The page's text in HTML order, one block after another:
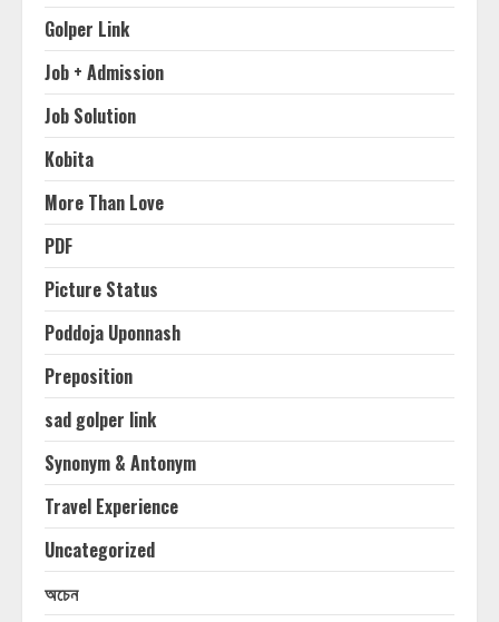
Golper Link
Job + Admission
Job Solution
Kobita
More Than Love
PDF
Picture Status
Poddoja Uponnash
Preposition
sad golper link
Synonym & Antonym
Travel Experience
Uncategorized
অচেন